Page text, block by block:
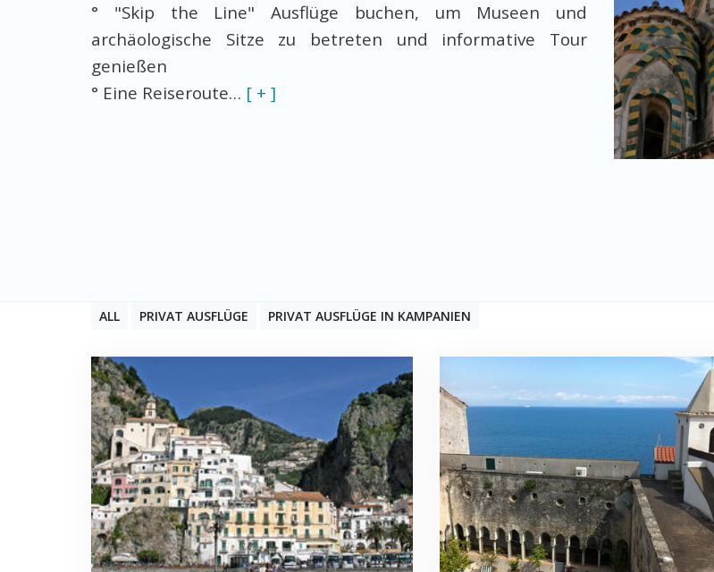
° "Skip the Line" Ausflüge buchen, um Museen und
archäologische Sitze zu betreten und informative Tour
genießen
° Eine Reiseroute… [ + ]
ALL PRIVAT AUSFLÜGE PRIVAT AUSFLÜGE IN KAMPANIEN